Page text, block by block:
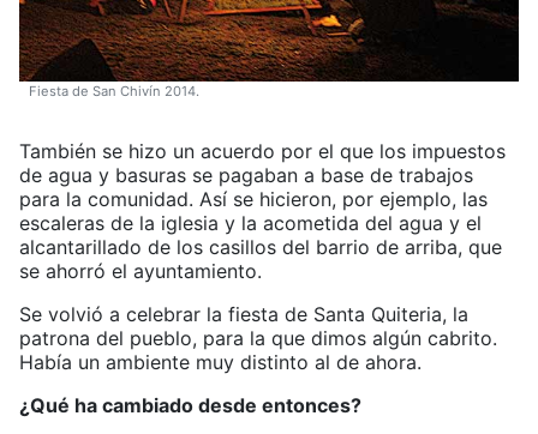
Fiesta de San Chivín 2014.
También se hizo un acuerdo por el que los impuestos
de agua y basuras se pagaban a base de trabajos
para la comunidad. Así se hicieron, por ejemplo, las
escaleras de la iglesia y la acometida del agua y el
alcantarillado de los casillos del barrio de arriba, que
se ahorró el ayuntamiento.
Se volvió a celebrar la fiesta de Santa Quiteria, la
patrona del pueblo, para la que dimos algún cabrito.
Había un ambiente muy distinto al de ahora.
¿Qué ha cambiado desde entonces?